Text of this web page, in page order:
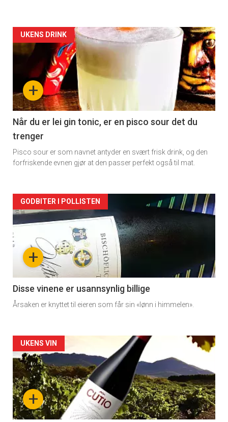
Forsiden
akkurat
nå
-
2
+
UKENS DRINK
Når du er lei gin tonic, er en pisco sour det du
trenger
Pisco sour er som navnet antyder en svært frisk drink, og den
forfriskende evnen gjør at den passer perfekt også til mat.
Forsiden
akkurat
nå
3
+
GODBITER I POLLISTEN
Disse vinene er usannsynlig billige
Årsaken er knyttet til eieren som får sin «lønn i himmelen».
Forsiden
akkurat
nå
-
+
UKENS VIN